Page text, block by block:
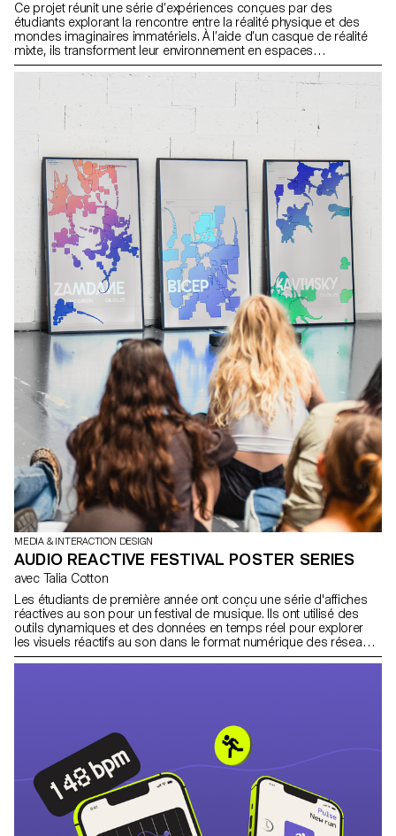
Ce projet réunit une série d’expériences conçues par des
étudiants explorant la rencontre entre la réalité physique et des
mondes imaginaires immatériels. À l’aide d’un casque de réalité
mixte, ils transforment leur environnement en espaces
d’expérimentation où les éléments réels deviennent des supports
pour les créations numériques.
MEDIA & INTERACTION DESIGN
AUDIO REACTIVE FESTIVAL POSTER SERIES
avec Talia Cotton
Les étudiants de première année ont conçu une série d'affiches
réactives au son pour un festival de musique. Ils ont utilisé des
outils dynamiques et des données en temps réel pour explorer
les visuels réactifs au son dans le format numérique des réseaux
sociaux, créant ainsi une identité cohérente et reconnaissable